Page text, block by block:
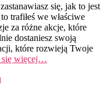
się, jak to jest
trafiłeś we właściwe
za różne akcje, które
dostaniesz swoją
które rozwieją Twoje
się więcej…